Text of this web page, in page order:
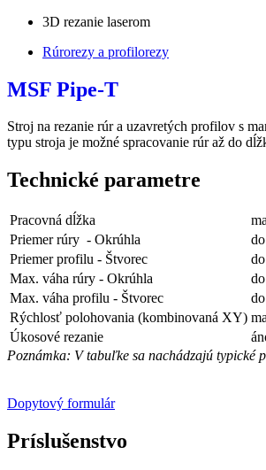
3D rezanie laserom
Rúrorezy a profilorezy
MSF Pipe-T
Stroj na rezanie rúr a uzavretých profilov s
typu stroja je možné spracovanie rúr až do
Technické parametre
Pracovná dĺžka
Priemer rúry - Okrúhla
Priemer profilu - Štvorec
Max. váha rúry - Okrúhla
Max. váha profilu - Štvorec
Rýchlosť polohovania (kombinovaná XY)
Úkosové rezanie
Poznámka: V tabuľke sa nachádzajú typické
Dopytový formulár
Príslušenstvo